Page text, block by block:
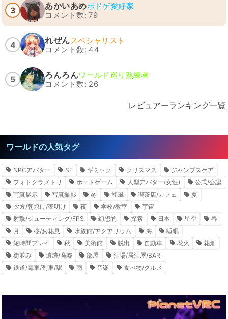
3 あかいあめボドゲ愛好家
コメント数: 79
4 れぜんスペシャリスト
コメント数: 44
5 ろんろんワールド巡り熟練者
コメント数: 26
レビュアーランキング一覧
ワールドの人気タグ
NPCアバター SF ギミック クリスマス
ジャンプスケア
フォトグラメトリ
ボードゲーム 人型アバター(女性)
公式/公認
写真展示
写真撮影 冬 和風 喫茶店/カフェ
夏
夕方/朝焼け/夜明け
夜 学校/教室
宇宙
射撃/シューティング/FPS
幻想的 探索 日本 星空
春
月
桜/お花見 水族館/アクアリウム 海
睡眠
短時間プレイ
秋 美術館 脱出 自動車 花火
花畑
街並み
遺跡/廃墟 部屋
酒場/居酒屋/BAR
鉄道/電車/列車/駅
雨 音楽 食べ物/グルメ